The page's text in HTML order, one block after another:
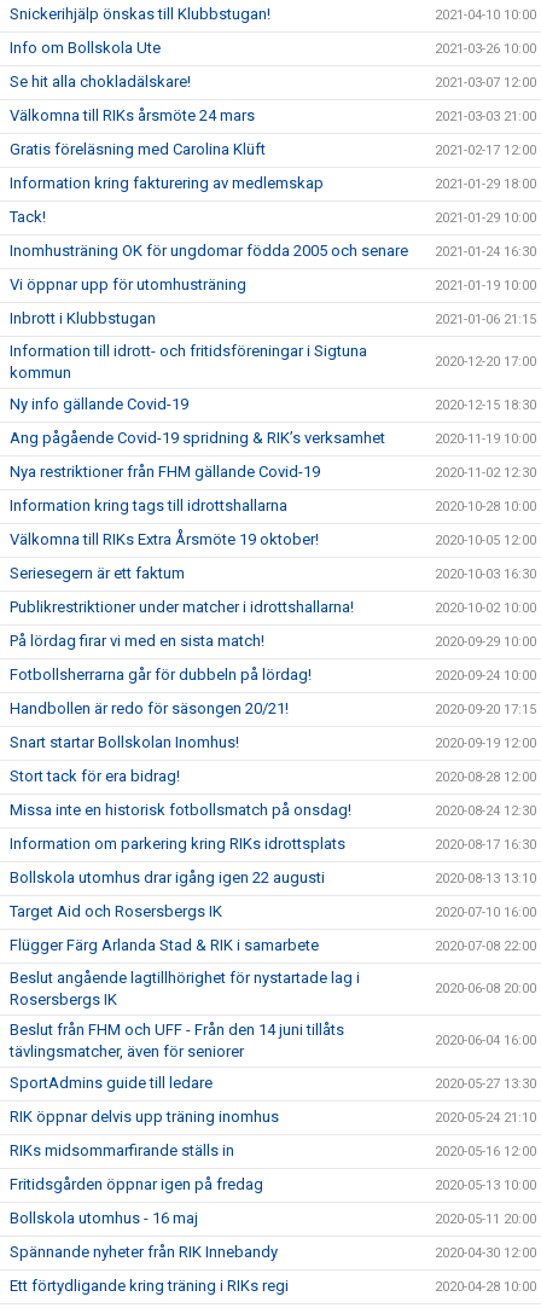
Snickerihjälp önskas till Klubbstugan! 2021-04-10 10:00
Info om Bollskola Ute 2021-03-26 10:00
Se hit alla chokladälskare! 2021-03-07 12:00
Välkomna till RIKs årsmöte 24 mars 2021-03-03 21:00
Gratis föreläsning med Carolina Klüft 2021-02-17 12:00
Information kring fakturering av medlemskap 2021-01-29 18:00
Tack! 2021-01-29 10:00
Inomhusträning OK för ungdomar födda 2005 och senare 2021-01-24 16:30
Vi öppnar upp för utomhusträning 2021-01-19 10:00
Inbrott i Klubbstugan 2021-01-06 21:15
Information till idrott- och fritidsföreningar i Sigtuna
kommun
2020-12-20 17:00
Ny info gällande Covid-19 2020-12-15 18:30
Ang pågående Covid-19 spridning & RIK’s verksamhet 2020-11-19 10:00
Nya restriktioner från FHM gällande Covid-19 2020-11-02 12:30
Information kring tags till idrottshallarna 2020-10-28 10:00
Välkomna till RIKs Extra Årsmöte 19 oktober! 2020-10-05 12:00
Seriesegern är ett faktum 2020-10-03 16:30
Publikrestriktioner under matcher i idrottshallarna! 2020-10-02 10:00
På lördag firar vi med en sista match! 2020-09-29 10:00
Fotbollsherrarna går för dubbeln på lördag! 2020-09-24 10:00
Handbollen är redo för säsongen 20/21! 2020-09-20 17:15
Snart startar Bollskolan Inomhus! 2020-09-19 12:00
Stort tack för era bidrag! 2020-08-28 12:00
Missa inte en historisk fotbollsmatch på onsdag! 2020-08-24 12:30
Information om parkering kring RIKs idrottsplats 2020-08-17 16:30
Bollskola utomhus drar igång igen 22 augusti 2020-08-13 13:10
Target Aid och Rosersbergs IK 2020-07-10 16:00
Flügger Färg Arlanda Stad & RIK i samarbete 2020-07-08 22:00
Beslut angående lagtillhörighet för nystartade lag i
Rosersbergs IK
2020-06-08 20:00
Beslut från FHM och UFF - Från den 14 juni tillåts
tävlingsmatcher, även för seniorer
2020-06-04 16:00
SportAdmins guide till ledare 2020-05-27 13:30
RIK öppnar delvis upp träning inomhus 2020-05-24 21:10
RIKs midsommarfirande ställs in 2020-05-16 12:00
Fritidsgården öppnar igen på fredag 2020-05-13 10:00
Bollskola utomhus - 16 maj 2020-05-11 20:00
Spännande nyheter från RIK Innebandy 2020-04-30 12:00
Ett förtydligande kring träning i RIKs regi 2020-04-28 10:00